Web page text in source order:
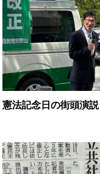
憲法記念日の街頭演説